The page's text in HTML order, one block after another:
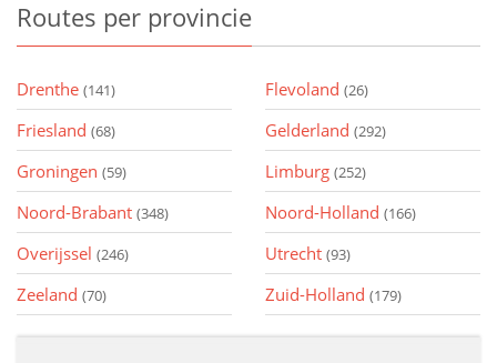
Routes per provincie
Drenthe (141) Flevoland (26)
Friesland (68) Gelderland (292)
Groningen (59) Limburg (252)
Noord-Brabant (348) Noord-Holland (166)
Overijssel (246) Utrecht (93)
Zeeland (70) Zuid-Holland (179)